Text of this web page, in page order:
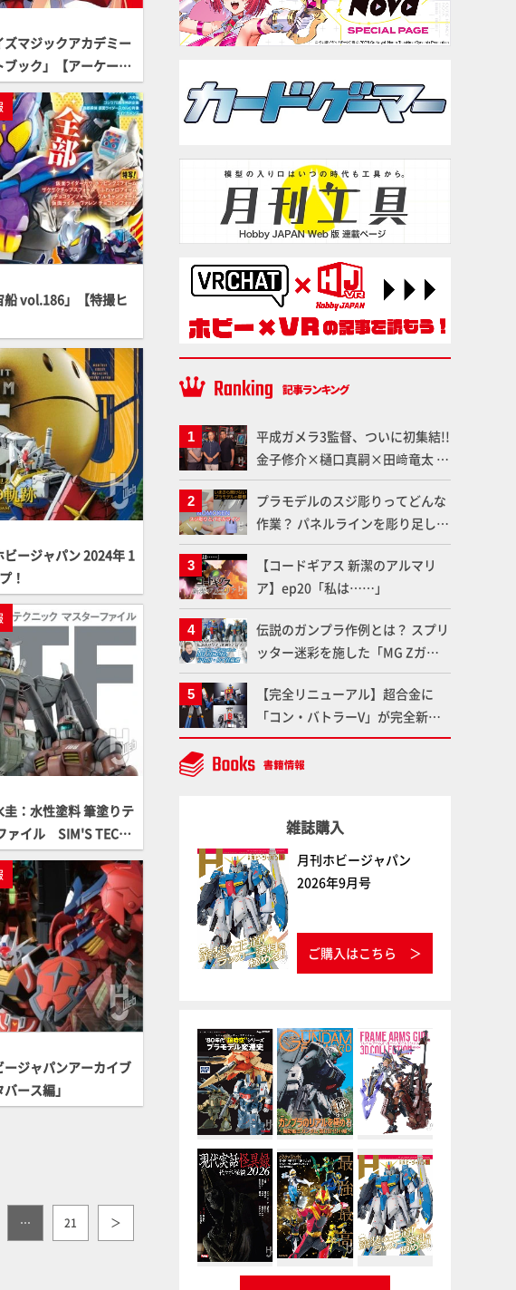
ズマジックアカデミー
ック」【アーケード
船 vol.186」【特撮ヒ
ビージャパン 2024年 1
！
圭：水性塗料 筆塗りテ
ァイル SIM'S TECHN
To】
ージャパンアーカイブ
ース編」
… 21 ＞
平成ガメラ3監督、ついに初集結!!
金子修介×樋口真嗣×田﨑竜太 4
体のガメラを未来へつなぐ特別鼎
談「ガメラ永久保存化プロジェク
ト FINAL」
プラモデルのスジ彫りってどんな
作業？ パネルラインを彫り足して
作品を映えさせよう！【いまさら
聞けないプラモデルの基礎：スジ
彫りとパネルライン】
【コードギアス 新潔のアルマリ
ア】ep20「私は……」
伝説のガンプラ作例とは？ スプリ
ッター迷彩を施した「MG Zガン
ダム アムロ・レイ仕様機」をMAX
渡辺がふたたび塗る!!【試し読
み】
【完全リニューアル】超合金に
「コン・バトラーV」が完全新規
造形で登場！気になる仕様を試作
品の撮り下ろしでご紹介!!さらに
雑誌購入
月刊ホビージャパン
2026年9月号
ご購入はこちら